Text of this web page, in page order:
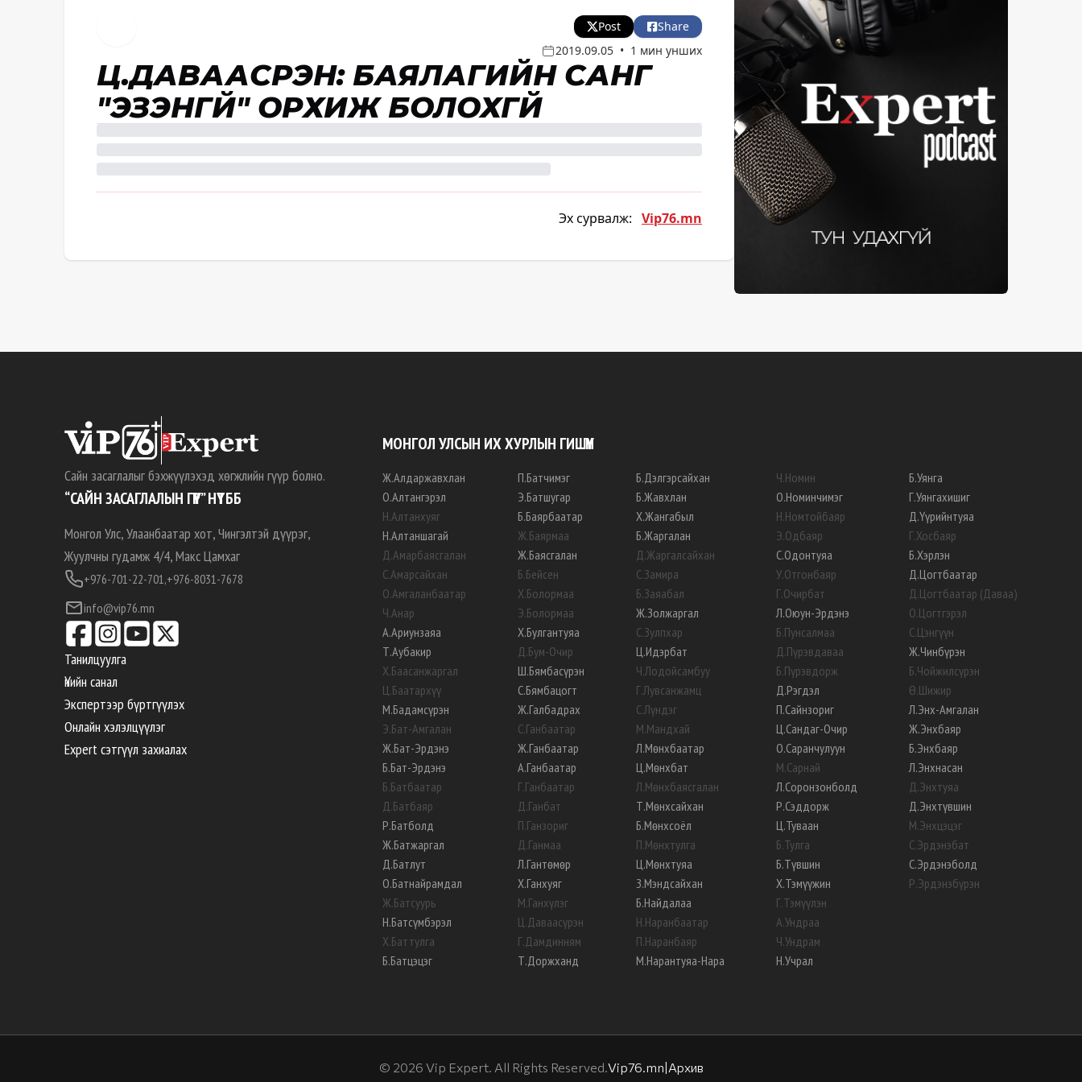
Post
Share
2019.09.05 • 1 мин унших
Ц.ДАВААСҮРЭН: БАЯЛАГИЙН САНГ
"ЭЗЭНГҮЙ" ОРХИЖ БОЛОХГҮЙ
Эх сурвалж: Vip76.mn
Сайн засаглалыг бэхжүүлэхэд хөгжлийн гүүр болно.
“САЙН ЗАСАГЛАЛЫН ГҮҮР” НҮТББ
Монгол Улс, Улаанбаатар хот, Чингэлтэй дүүрэг,
Жуулчны гудамж 4/4, Макс Цамхаг
+976-701-22-701,+976-8031-7678
info@vip76.mn
Танилцуулга
Үнийн санал
Экспертээр бүртгүүлэх
Онлайн хэлэлцүүлэг
Expert сэтгүүл захиалах
МОНГОЛ УЛСЫН ИХ ХУРЛЫН ГИШҮҮН
Ж.Алдаржавхлан
О.Алтангэрэл
Н.Алтанхуяг
Н.Алтаншагай
Д.Амарбаясгалан
С.Амарсайхан
О.Амгаланбаатар
Ч.Анар
А.Ариунзаяа
Т.Аубакир
Х.Баасанжаргал
Ц.Баатархүү
М.Бадамсүрэн
Э.Бат-Амгалан
Ж.Бат-Эрдэнэ
Б.Бат-Эрдэнэ
Б.Батбаатар
Д.Батбаяр
Р.Батболд
Ж.Батжаргал
Д.Батлут
О.Батнайрамдал
Ж.Батсуурь
Н.Батсүмбэрэл
Х.Баттулга
Б.Батцэцэг
П.Батчимэг
Э.Батшугар
Б.Баярбаатар
Ж.Баярмаа
Ж.Баясгалан
Б.Бейсен
Х.Болормаа
Э.Болормаа
Х.Булгантуяа
Д.Бум-Очир
Ш.Бямбасүрэн
С.Бямбацогт
Ж.Галбадрах
С.Ганбаатар
Ж.Ганбаатар
А.Ганбаатар
Г.Ганбаатар
Д.Ганбат
П.Ганзориг
Д.Ганмаа
Л.Гантөмөр
Х.Ганхуяг
М.Ганхүлэг
Ц.Даваасүрэн
Г.Дамдинням
Т.Доржханд
Б.Дэлгэрсайхан
Б.Жавхлан
Х.Жангабыл
Б.Жаргалан
Д.Жаргалсайхан
С.Замира
Б.Заяабал
Ж.Золжаргал
С.Зулпхар
Ц.Идэрбат
Ч.Лодойсамбуу
Г.Лувсанжамц
С.Лүндэг
М.Мандхай
Л.Мөнхбаатар
Ц.Мөнхбат
Л.Мөнхбаясгалан
Т.Мөнхсайхан
Б.Мөнхсоёл
П.Мөнхтулга
Ц.Мөнхтуяа
З.Мэндсайхан
Б.Найдалаа
Н.Наранбаатар
П.Наранбаяр
М.Нарантуяа-Нара
Ч.Номин
О.Номинчимэг
Н.Номтойбаяр
Э.Одбаяр
С.Одонтуяа
У.Отгонбаяр
Г.Очирбат
Л.Оюун-Эрдэнэ
Б.Пунсалмаа
Д.Пүрэвдаваа
Б.Пүрэвдорж
Д.Рэгдэл
П.Сайнзориг
Ц.Сандаг-Очир
О.Саранчулуун
М.Сарнай
Л.Соронзонболд
Р.Сэддорж
Ц.Туваан
Б.Тулга
Б.Түвшин
Х.Тэмүүжин
Г.Тэмүүлэн
А.Ундраа
Ч.Ундрам
Н.Учрал
Б.Уянга
Г.Уянгахишиг
Д.Үүрийнтуяа
Г.Хосбаяр
Б.Хэрлэн
Д.Цогтбаатар
Д.Цогтбаатар (Даваа)
О.Цогтгэрэл
С.Цэнгүүн
Ж.Чинбүрэн
Б.Чойжилсүрэн
Ө.Шижир
Л.Энх-Амгалан
Ж.Энхбаяр
Б.Энхбаяр
Л.Энхнасан
Д.Энхтуяа
Д.Энхтүвшин
М.Энхцэцэг
С.Эрдэнэбат
С.Эрдэнэболд
Р.Эрдэнэбүрэн
© 2026 Vip Expert. All Rights Reserved.Vip76.mn Архив